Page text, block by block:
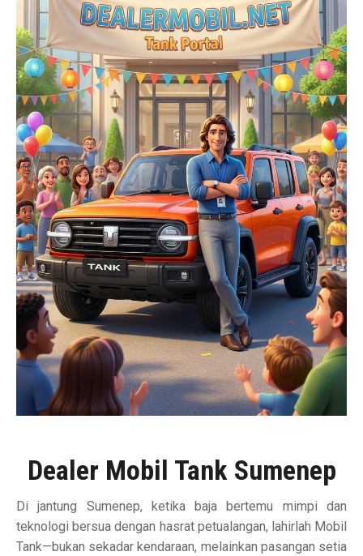
Dealer Mobil Tank Sumenep
Di jantung Sumenep, ketika baja bertemu mimpi dan
teknologi bersua dengan hasrat petualangan, lahirlah Mobil
Tank—bukan sekadar kendaraan, melainkan pasangan setia